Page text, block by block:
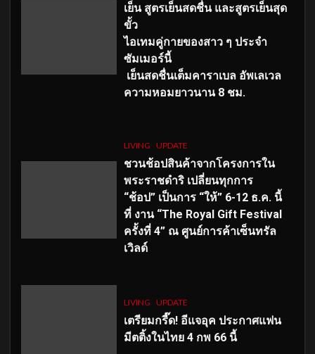
เย็น สูตรเย็นสดชื่น และสูตรเย็นสุด
ขั้ว
ไอเทมคู่กายของสาว ๆ ประจำ
ซัมเมอร์นี้
เย็นสดชื่นเต็มคาราเบล อัพเลเวล
ความหอมยาวนาน 8 ชม.
LIVING UPDATE
ชวนช้อปสินค้าจากโครงการใน
พระราชดำริ เปลี่ยนทุกการ
“ช้อป” เป็นการ “ให้” 6-12 ธ.ค. นี้
ที่ งาน “The Royal Gift Festival
ครั้งที่ 4” ณ ศูนย์การค้าเซ็นทรัล
เวิลด์
LIVING UPDATE
เตรียมกรี๊ด! อีแจอุค ประกาศแฟน
มีตติ้งในไทย 4 กพ 66 นี้